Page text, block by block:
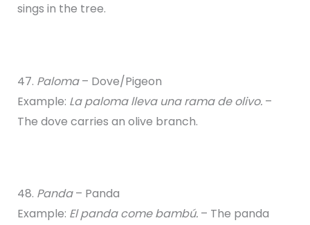
sings in the tree.
47. Paloma– Dove/Pigeon
Example: La paloma lleva una rama de olivo.–
The dove carries an olive branch.
48. Panda– Panda
Example: El panda come bambú.– The panda